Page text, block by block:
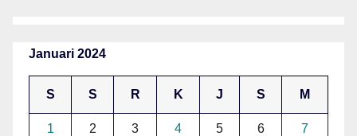
Januari 2024
S S R K J S M
1 2 3 4 5 6 7